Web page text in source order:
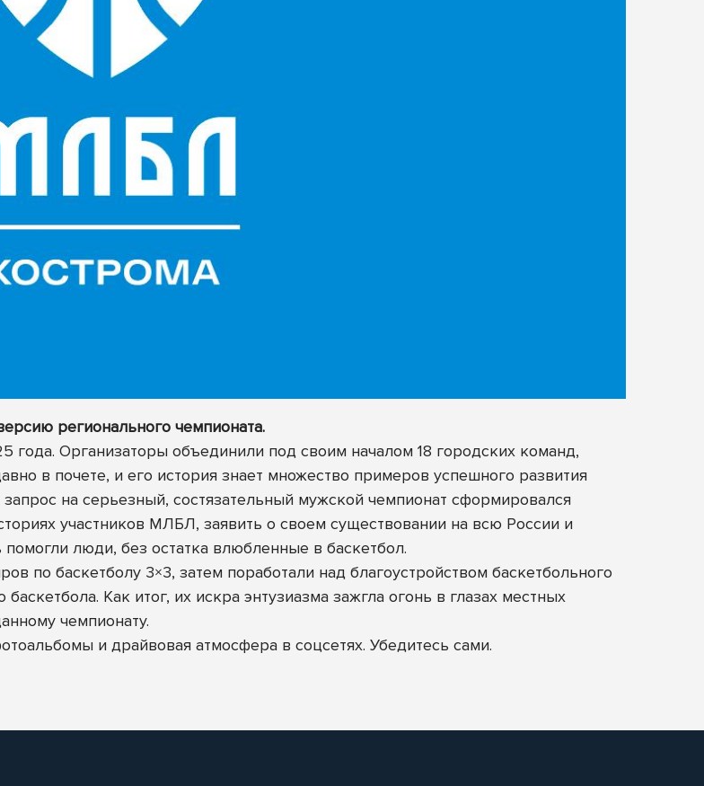
регионального чемпионата.
Организаторы объединили под своим началом 18 городских команд,
в почете, и его история знает множество примеров успешного развития
на серьезный, состязательный мужской чемпионат сформировался
участников МЛБЛ, заявить о своем существовании на всю России и
люди, без остатка влюбленные в баскетбол.
по баскетболу 3×3, затем поработали над благоустройством баскетбольного
Как итог, их искра энтузиазма зажгла огонь в глазах местных
чемпионату.
и драйвовая атмосфера в соцсетях. Убедитесь сами.